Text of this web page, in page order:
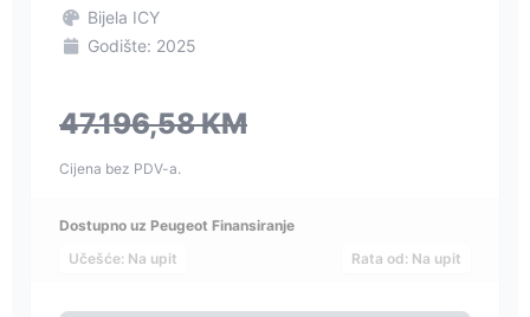
Bijela ICY
Godište: 2025
47.196,58 KM
Cijena bez PDV-a.
Dostupno uz Peugeot Finansiranje
Učešće: Na upit
Rata od: Na upit